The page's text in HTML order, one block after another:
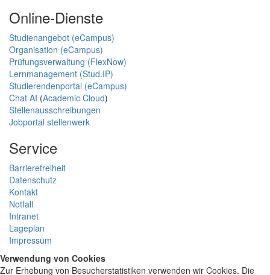
Online-Dienste
Studienangebot (eCampus)
Organisation (eCampus)
Prüfungsverwaltung (FlexNow)
Lernmanagement (Stud.IP)
Studierendenportal (eCampus)
Chat AI (Academic Cloud)
Stellenausschreibungen
Jobportal stellenwerk
Service
Barrierefreiheit
Datenschutz
Kontakt
Notfall
Intranet
Lageplan
Impressum
Verwendung von Cookies
Zur Erhebung von Besucherstatistiken verwenden wir Cookies. Die